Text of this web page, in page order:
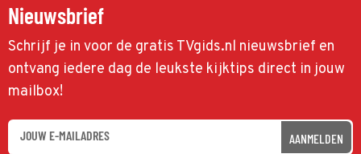
Nieuwsbrief
Schrijf je in voor de gratis TVgids.nl nieuwsbrief en
ontvang iedere dag de leukste kijktips direct in jouw
mailbox!
AANMELDEN